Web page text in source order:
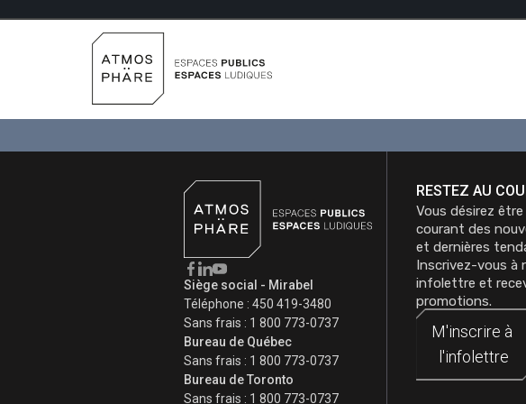
Sièges culturels
15 avril 2024
Siège social - Mirabel
Téléphone :450 419-3480
Sans frais : 1 800 773-0737
Bureau de Québec
Sans frais : 1 800 773-0737
Bureau de Toronto
Sans frais : 1 800 773-0737
RESTEZ AU
Vous désirez
courant des
et dernières
Inscrivez-vous à
infolettre et
promotions.
M'inscrire à
l'infolettre
M'inscrire à
l'infolettre